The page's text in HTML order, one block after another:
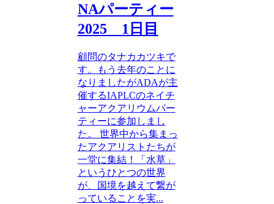
NAパーティー
2025 1日目
顧問のタナカカツキで
す。もう去年のことに
なりましたがADAが主
催するIAPLCのネイチ
ャーアクアリウムパー
ティーに参加しまし
た。 世界中から集まっ
たアクアリストたちが
一堂に集結！「水草」
というひとつの世界
が、国境を越えて繋が
っていることを実...